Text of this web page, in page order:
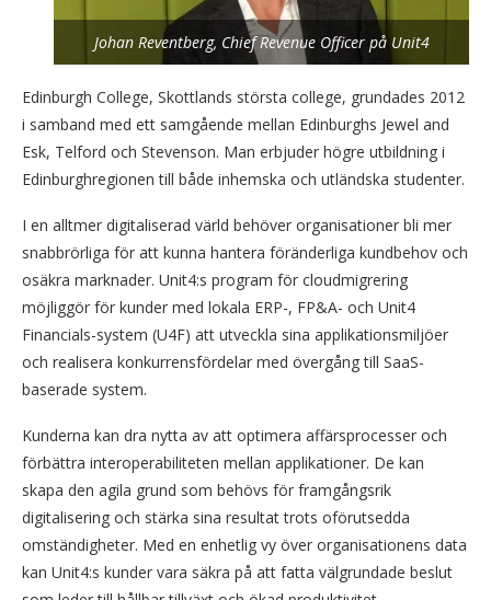
Johan Reventberg, Chief Revenue Officer på Unit4
Edinburgh College, Skottlands största college, grundades 2012
i samband med ett samgående mellan Edinburghs Jewel and
Esk, Telford och Stevenson. Man erbjuder högre utbildning i
Edinburghregionen till både inhemska och utländska studenter.
I en alltmer digitaliserad värld behöver organisationer bli mer
snabbrörliga för att kunna hantera föränderliga kundbehov och
osäkra marknader. Unit4:s program för cloudmigrering
möjliggör för kunder med lokala ERP-, FP&A- och Unit4
Financials-system (U4F) att utveckla sina applikationsmiljöer
och realisera konkurrensfördelar med övergång till SaaS-
baserade system.
Kunderna kan dra nytta av att optimera affärsprocesser och
förbättra interoperabiliteten mellan applikationer. De kan
skapa den agila grund som behövs för framgångsrik
digitalisering och stärka sina resultat trots oförutsedda
omständigheter. Med en enhetlig vy över organisationens data
kan Unit4:s kunder vara säkra på att fatta välgrundade beslut